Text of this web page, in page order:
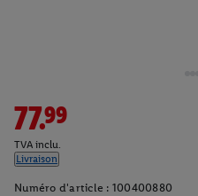
77.99
TVA inclu.
Livraison
Numéro d'article : 100400880